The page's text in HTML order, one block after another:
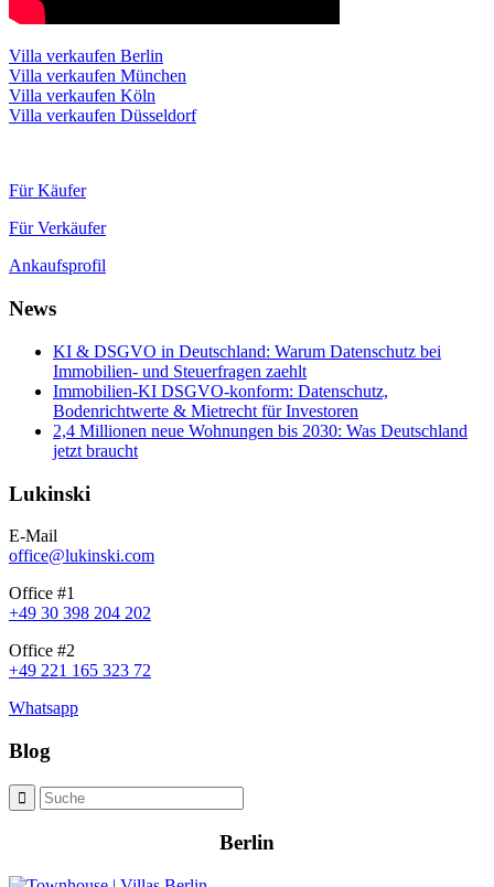
Villa verkaufen Berlin
Villa verkaufen München
Villa verkaufen Köln
Villa verkaufen Düsseldorf
Für Käufer
Für Verkäufer
Ankaufsprofil
News
KI & DSGVO in Deutschland: Warum Datenschutz bei
Immobilien- und Steuerfragen zaehlt
Immobilien-KI DSGVO-konform: Datenschutz,
Bodenrichtwerte & Mietrecht für Investoren
2,4 Millionen neue Wohnungen bis 2030: Was Deutschland
jetzt braucht
Lukinski
E-Mail
office@lukinski.com
Office #1
+49 30 398 204 202
Office #2
+49 221 165 323 72
Whatsapp
Blog
Berlin